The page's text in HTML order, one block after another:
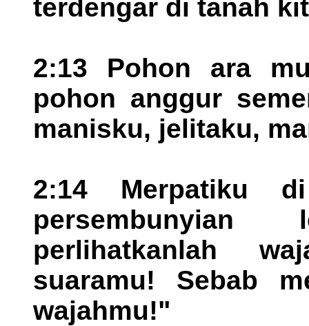
terdengar di tanah
2:13 Pohon ara
pohon anggur
manisku, jelitaku,
2:14 Merpatiku
persembunyian
perlihatkanlah
suaramu! Sebab
wajahmu!"